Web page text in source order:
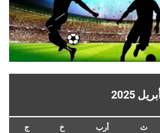
أبريل 2025
ث أرب خ
ج